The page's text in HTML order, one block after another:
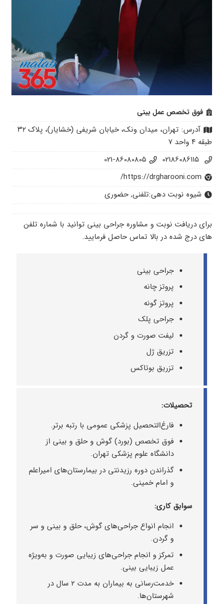
فوق تخصص عمل بینی
آدرس: تهران، میدان ونک، خیابان شریفی (خشایار)، پلاک ۳۲
طبقه ۴ واحد ۷
02186086115
021-86080805
https://drgharooni.com/
شیوه نوبت دهی:تلفنی, حضوری
برای دریافت نوبت و مشاوره جراحی بینی توانید با شماره تلفن
های درج شده در بالا تماس حاصل فرمایید.
جراحی بینی
پروتز چانه
پروتز گونه
جراحی پلک
لیفت صورت و گردن
تزریق ژل
تزریق بوتاکس
تحصیلات:
فارغ‌التحصیل پزشکی عمومی با رتبه برتر.
فوق تخصص (بورد) گوش و حلق و بینی از
دانشگاه علوم پزشکی تهران.
گذراندن دوره رزیدنتی در بیمارستان‌های امیراعلم
و امام خمینی.
سوابق کاری:
انجام انواع جراحی‌های گوش، حلق و بینی و سر
و گردن.
تمرکز و انجام جراحی‌های زیبایی صورت و به‌ویژه
عمل زیبایی بینی.
خدمت‌رسانی به بیماران به مدت ۲ سال در
شهرستان‌ها.